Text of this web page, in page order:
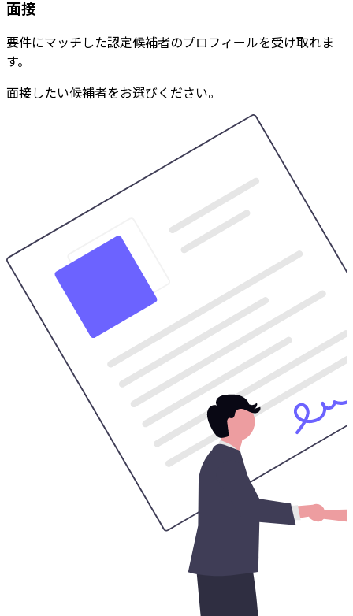
面接
要件にマッチした認定候補者のプロフィールを受け取れま
す。
面接したい候補者をお選びください。